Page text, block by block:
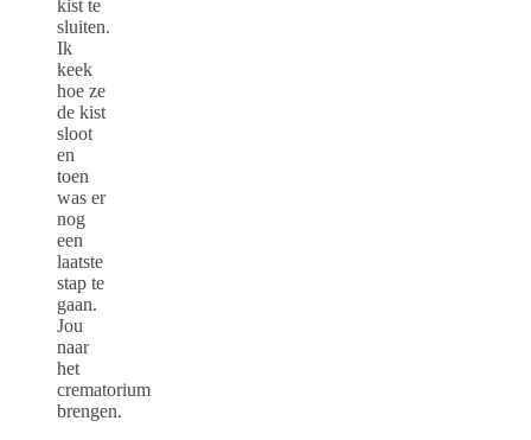
kist te
sluiten.
Ik
keek
hoe ze
de kist
sloot
en
toen
was er
nog
een
laatste
stap te
gaan.
Jou
naar
het
crematorium
brengen.